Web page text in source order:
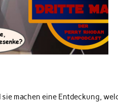
machen eine Entdeckung,